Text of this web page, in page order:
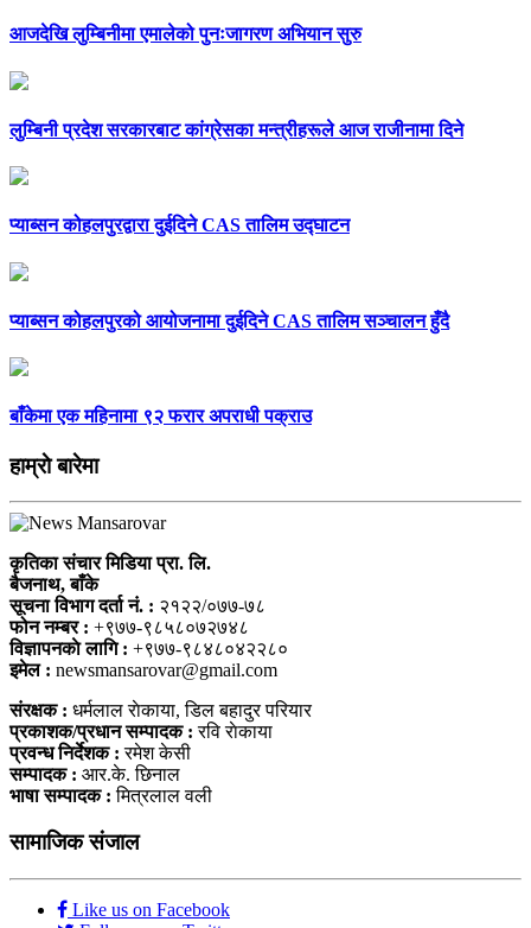
आजदेखि लुम्बिनीमा एमालेको पुनःजागरण अभियान सुरु
लुम्बिनी प्रदेश सरकारबाट कांग्रेसका मन्त्रीहरूले आज राजीनामा दिने
प्याब्सन कोहलपुरद्वारा दुईदिने CAS तालिम उद्घाटन
प्याब्सन कोहलपुरको आयोजनामा दुईदिने CAS तालिम सञ्चालन हुँदै
बाँकेमा एक महिनामा ९२ फरार अपराधी पक्राउ
हाम्राे बारेमा
कृतिका संचार मिडिया प्रा. लि.
बैजनाथ, बाँके
सूचना विभाग दर्ता नं. : २१२२/०७७-७८
फोन नम्बर : +९७७-९८५८०७२७४८
विज्ञापनकाे लागि : +९७७-९८४८०४२२८०
इमेल : newsmansarovar@gmail.com
संरक्षक : धर्मलाल राेकाया, डिल बहादुर परियार
प्रकाशक/प्रधान सम्पादक : रवि राेकाया
प्रवन्ध निर्देशक : रमेश केसी
सम्पादक : आर.के. छिनाल
भाषा सम्पादक : मित्रलाल वली
सामाजिक संजाल
Like us on Facebook